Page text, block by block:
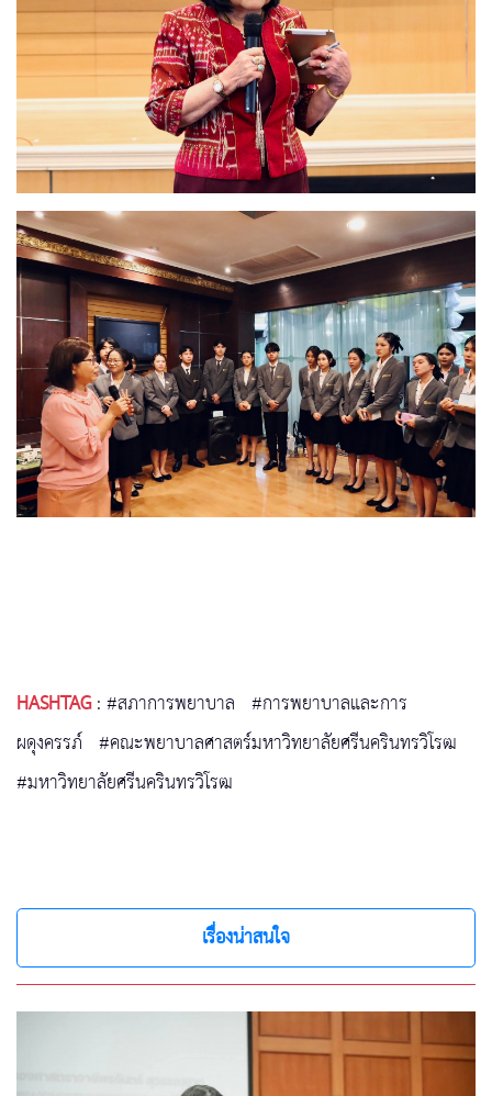
HASHTAG:#สภาการพยาบาล #การพยาบาลและการ
ผดุงครรภ์ #คณะพยาบาลศาสตร์มหาวิทยาลัยศรีนครินทรวิโรฒ
#มหาวิทยาลัยศรีนครินทรวิโรฒ
เรื่องน่าสนใจ